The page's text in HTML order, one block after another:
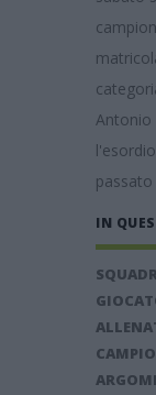
Antonio
passato
IN